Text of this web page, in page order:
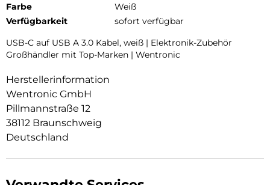
Farbe
Weiß
Verfügbarkeit
sofort verfügbar
USB-C auf USB A 3.0 Kabel, weiß | Elektronik-Zubehör
Großhändler mit Top-Marken | Wentronic
Herstellerinformation
Wentronic GmbH
Pillmannstraße 12
38112 Braunschweig
Deutschland